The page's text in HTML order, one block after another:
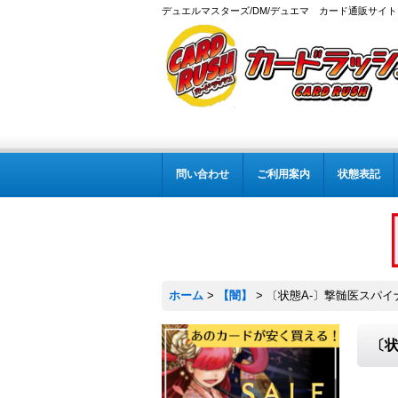
デュエルマスターズ/DM/デュエマ カード通販サイト
問い合わせ ご利用案内 状態表記
ホーム > 【闇】 > 〔状態A-〕撃髄医スパ
〔